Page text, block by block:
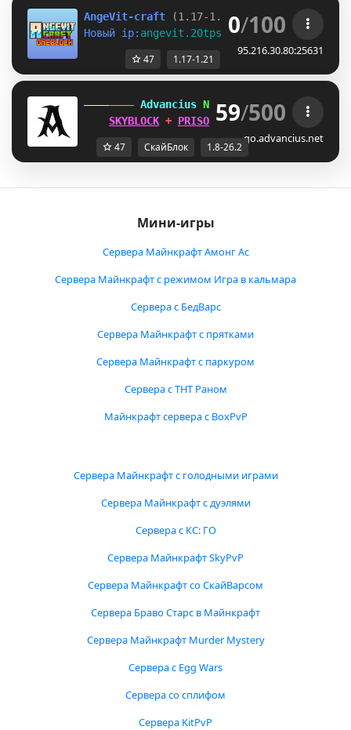
AngeVit-craft
(1.17-1.21)
Новый ip: angevit.20tps.ru
0/100
95.216.30.80:25631
47 1.17-1.21
Advancius Network [1.8 - 26.2]
SKYBLOCK + PRISON UPDATES OUT NOW
59/500
go.advancius.net
47 СкайБлок 1.8-26.2
Мини-игры
Сервера Майнкрафт Амонг Ас
Сервера Майнкрафт с режимом Игра в кальмара
Сервера с БедВарс
Сервера Майнкрафт с прятками
Сервера Майнкрафт с паркуром
Сервера с ТНТ Раном
Майнкрафт сервера с BoxPvP
Сервера Майнкрафт с голодными играми
Сервера Майнкрафт с дуэлями
Сервера с КС: ГО
Сервера Майнкрафт SkyPvP
Сервера Майнкрафт со СкайВарсом
Сервера Браво Старс в Майнкрафт
Сервера Майнкрафт Murder Mystery
Сервера с Egg Wars
Сервера со сплифом
Сервера KitPvP